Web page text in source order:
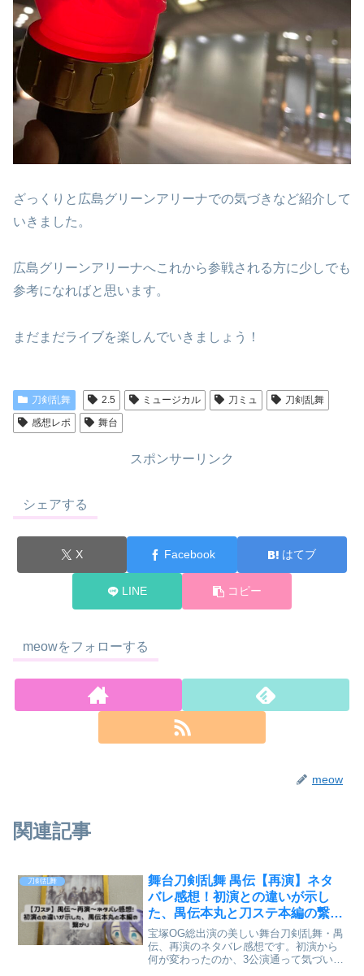
ざっくりと広島グリーンアリーナでの気づきなど紹介して
いきました。
広島グリーンアリーナへこれから参戦される方に少しでも
参考になればと思います。
まだまだライブを楽しんでいきましょう！
刀剣乱舞 2.5 ミュージカル 刀ミュ
刀剣乱舞
感想レポ
舞台
スポンサーリンク
シェアする
X Facebook はてブ
LINE コピー
meowをフォローする
meow
関連記事
刀剣乱舞
舞台刀剣乱舞 禺伝【再演】ネタ
バレ感想！初演との違いが示し
た、禺伝本丸と刀ステ本編の繋が
り
宝塚OG総出演の美しい舞台刀剣乱舞・禺
伝、再演のネタバレ感想です。初演から
何が変わったのか、3公演通って気づいた